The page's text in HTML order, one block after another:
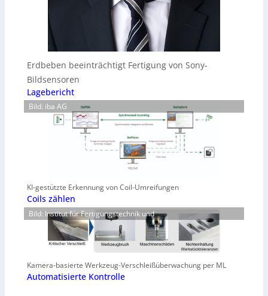
Erdbeben beeinträchtigt Fertigung von Sony-
Bildsensoren
Lagebericht
Bild: iba AG
KI-gestützte Erkennung von Coil-Umreifungen
Coils zählen
Bild: Institut für Fertigungstechnik und
Kamera-basierte Werkzeug-Verschleißüberwachung per ML
Automatisierte Kontrolle